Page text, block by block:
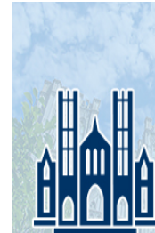
다를 경우 대관 승인 및
에 일자 지정은 불가함.
전체가 금연 구역임. 카.
하고 현금을 요구하지
대할 경우 승인을 취소
함 하. 경희대학교의 티
전체 좌석의 50% 이상 의 좌석을 엔에이치엔링크(주)에 배정해야 하
며, 티켓판매에 관한 모든 내용을 엔
야 한다. 10. 문의 : 경희대학교 총무관리처 시설운영팀 02)961-9250
2025.10.01. 경희대학
심의 중 추가자료를 요
의사항 가. 경희대학교
함. 나. 종교 또는 정치적
대관심의 이후 최종 대
의로 진행한 모든 사항
에 따라 협의를 통해 일
수를 위해 대관 시 휴게
반환되지 않으며, 상호
함. - 미선정 시 제출서류
다를 경우 대관 승인 및
에 일자 지정은 불가함.
전체가 금연 구역임. 카.